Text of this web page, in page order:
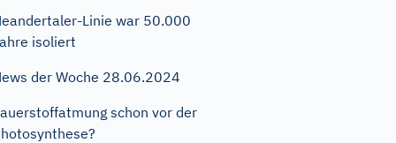
Linie war 50.000
isoliert
der Woche 28.06.2024
schon vor der